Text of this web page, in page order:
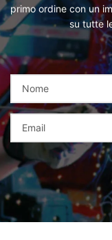
primo ordine con un
su tutte